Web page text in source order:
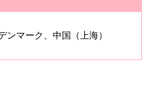
ンマーク、中国（上海）